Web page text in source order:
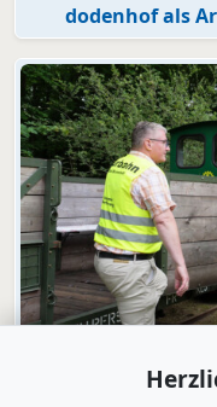
dodenhof als
"Wir